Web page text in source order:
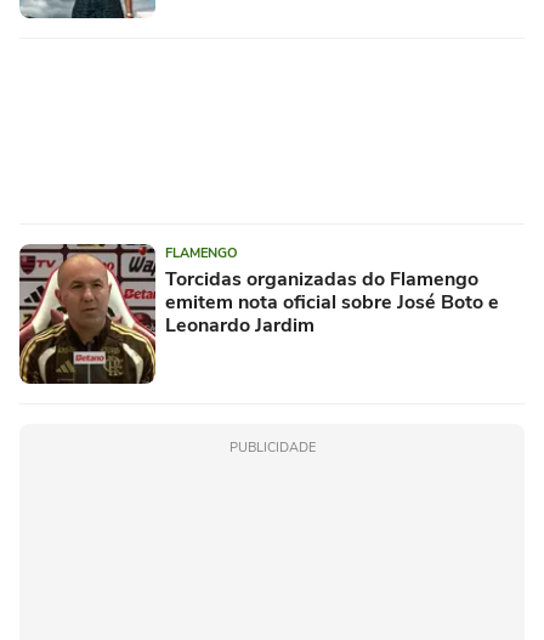
FLAMENGO
Torcidas organizadas do Flamengo
emitem nota oficial sobre José Boto e
Leonardo Jardim
PUBLICIDADE